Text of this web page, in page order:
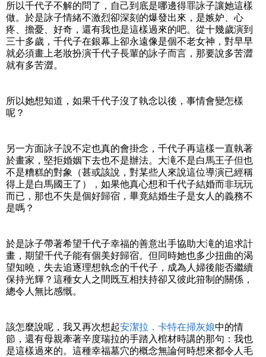
所以千代子不解的問了，自己到底是哪邊得罪詠子讓她這樣
做。於是詠子情緒不激烈卻深刻的爆發出來，是嫉妒、心
疼、擔憂、好奇，還有我也是這樣過來的吧。從十幾歲演到
三十多歲，千代子在銀幕上卻永遠像是個不老女神，對早早
就必須畫上老妝扮演千代子長輩的詠子而言，那要說多苦澀
就有多苦澀。
所以她想知道，如果千代子沒了執念以後，事情會變怎樣
呢？
另一方面詠子說不定也真的會掛念，千代子再這樣一直執著
於畫家，堅拒婚姻下去也不是辦法。大滝不是白馬王子但也
不是糟糕的對象（甚或該說，對某些人來說這位導演已經稱
得上是白馬國王了），如果他真心想和千代子結婚而非玩玩
而已，那也不失是個好歸宿，畢竟結婚生子是女人的義務不
是嗎？
於是詠子帶著希望千代子幸福的善意出手協助大滝的追求計
畫，期望千代子能有個美好歸宿。但同時她也多少扭曲的渴
望知曉，失去追逐理想執念的千代子，成為人婦後能否繼續
保持光輝？這種女人之間既互相扶持卻又彼此箝制的關係，
總令人無比感慨。
該怎麼說呢，我又再次想起安潔拉．卡特在掃灰娘中的情
節，還有母親牽著辛度瑞拉的手踏入棺材時講的那句：我也
是這樣過來的。這種幸福墓穴的概念無論何時想來都令人毛